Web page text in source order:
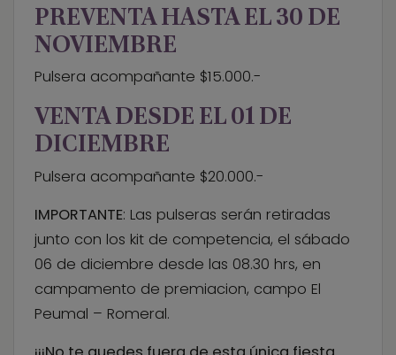
PREVENTA HASTA EL 30 DE
NOVIEMBRE
Pulsera acompañante $15.000.-
VENTA DESDE EL 01 DE
DICIEMBRE
Pulsera acompañante $20.000.-
IMPORTANTE: Las pulseras serán retiradas
junto con los kit de competencia, el sábado
06 de diciembre desde las 08.30 hrs, en
campamento de premiacion, campo El
Peumal – Romeral.